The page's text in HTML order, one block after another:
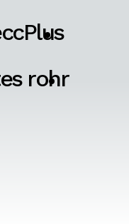
rohr